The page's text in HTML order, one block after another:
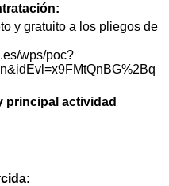
y gratuito a los pliegos de
wps/poc?
principal actividad